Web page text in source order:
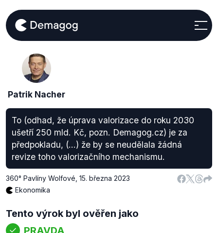
Patrik Nacher
To (odhad, že úprava valorizace do roku 2030
ušetří 250 mld. Kč, pozn. Demagog.cz) je za
předpokladu, (…) že by se neudělala žádná
revize toho valorizačního mechanismu.
360° Pavlíny Wolfové 15. března 2023
Ekonomika
Tento výrok byl ověřen jako
PRAVDA